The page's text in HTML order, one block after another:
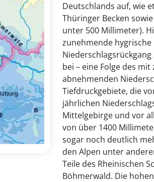
Deutschlands auf, wie
Thüringer Becken
unter 500 Millimeter).
zunehmende
bei – eine Folge des
abnehmenden
Tiefdruckgebiete, die
jährlichen
Mittelgebirge und vor
von über 1400
sogar noch deutlich
den Alpen unter
Teile des Rheinischen
Böhmerwald. Die